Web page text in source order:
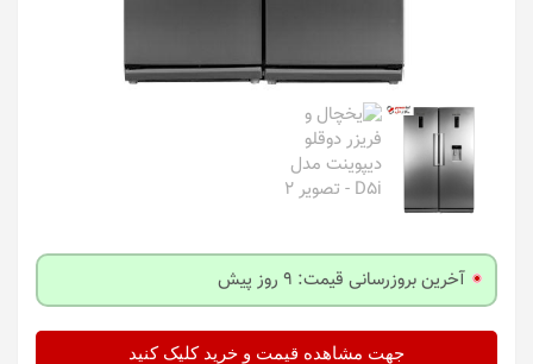
آخرین بروزرسانی قیمت: 9 روز پیش
جهت مشاهده قیمت و خرید کلیک کنید